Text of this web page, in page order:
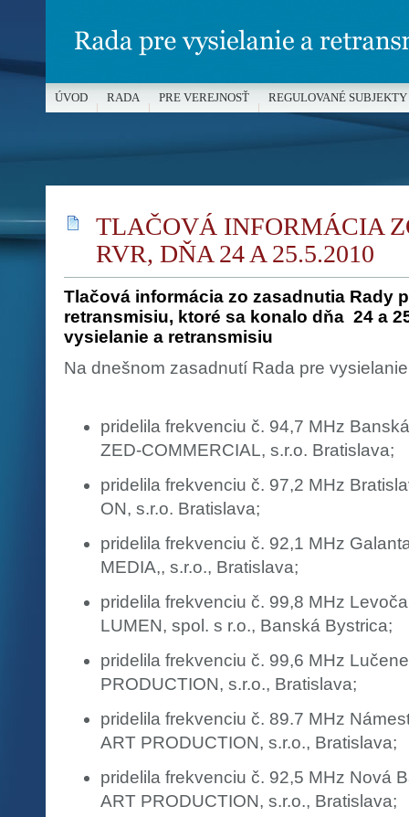
TLAČOVÁ INFORMÁCIA
RVR, DŇA 24 A 25.5.2010
Tlačová informácia zo zasadnutia Rady
retransmisiu, ktoré sa konalo dňa 24 a
vysielanie a retransmisiu
Na dnešnom zasadnutí Rada pre
pridelila frekvenciu č. 94,7 MHz
ZED-COMMERCIAL, s.r.o. Bratislava;
pridelila frekvenciu č. 97,2 MHz
ON, s.r.o. Bratislava;
pridelila frekvenciu č. 92,1 MHz
MEDIA,, s.r.o., Bratislava;
pridelila frekvenciu č. 99,8 MHz
LUMEN, spol. s r.o., Banská Bystrica;
pridelila frekvenciu č. 99,6 MHz
PRODUCTION, s.r.o., Bratislava;
pridelila frekvenciu č. 89.7 MHz
ART PRODUCTION, s.r.o., Bratislava;
pridelila frekvenciu č. 92,5 MHz Nová
ART PRODUCTION, s.r.o., Bratislava;
ÚVOD RADA PRE VEREJNOSŤ REGULOVANÉ SUBJEKTY